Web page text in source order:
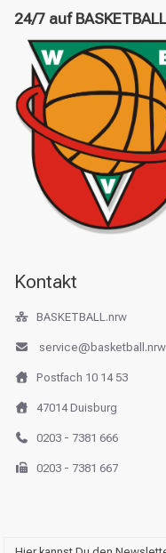
24/7 auf
Kontakt
BASKETBALL.nrw
service@basketball.nrw
Postfach 10 14 53
47014 Duisburg
0203 - 7381 666
0203 - 7381 667